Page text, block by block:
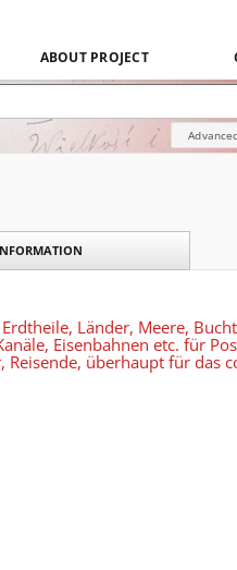
ABOUT PROJECT
Länder, Meere,
Eisenbahnen etc. für
überhaupt für das